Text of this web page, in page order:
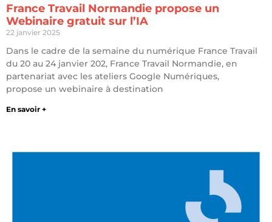
France Travail Normandie propose un
Webinaire gratuit sur l’IA
22 janvier 2025
Dans le cadre de la semaine du numérique France Travail
du 20 au 24 janvier 202, France Travail Normandie, en
partenariat avec les ateliers Google Numériques,
propose un webinaire à destination
En savoir +